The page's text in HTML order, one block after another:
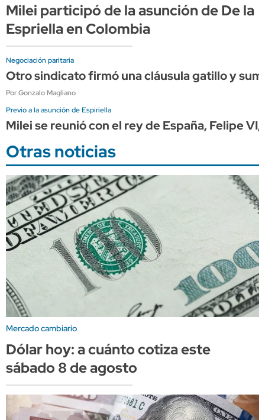
Milei participó de la asunción de De la
Espriella en Colombia
Negociación paritaria
Otro sindicato firmó una cláusula gatillo y
Por Gonzalo Magliano
Previo a la asunción de Espiriella
Milei se reunió con el rey de España, Felipe
Otras noticias
Mercado cambiario
Dólar hoy: a cuánto cotiza este
sábado 8 de agosto